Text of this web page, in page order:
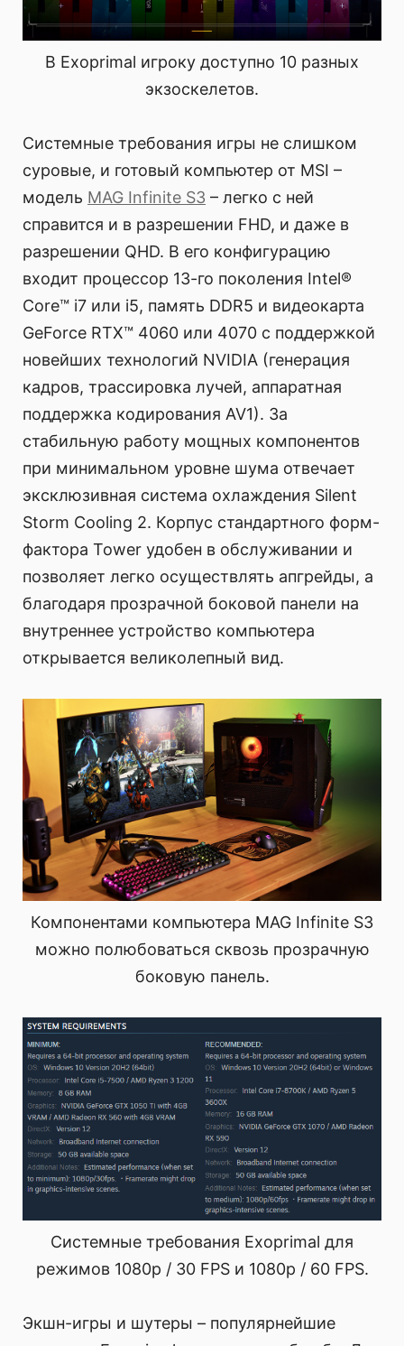
В Exoprimal игроку доступно 10 разных
экзоскелетов.
Системные требования игры не слишком
суровые, и готовый компьютер от MSI –
модель MAG Infinite S3 – легко с ней
справится и в разрешении FHD, и даже в
разрешении QHD. В его конфигурацию
входит процессор 13-го поколения Intel®
Core™ i7 или i5, память DDR5 и видеокарта
GeForce RTX™ 4060 или 4070 с поддержкой
новейших технологий NVIDIA (генерация
кадров, трассировка лучей, аппаратная
поддержка кодирования AV1). За
стабильную работу мощных компонентов
при минимальном уровне шума отвечает
эксклюзивная система охлаждения Silent
Storm Cooling 2. Корпус стандартного форм-
фактора Tower удобен в обслуживании и
позволяет легко осуществлять апгрейды, а
благодаря прозрачной боковой панели на
внутреннее устройство компьютера
открывается великолепный вид.
Компонентами компьютера MAG Infinite S3
можно полюбоваться сквозь прозрачную
боковую панель.
Системные требования Exoprimal для
режимов 1080p / 30 FPS и 1080p / 60 FPS.
Экшн-игры и шутеры – популярнейшие